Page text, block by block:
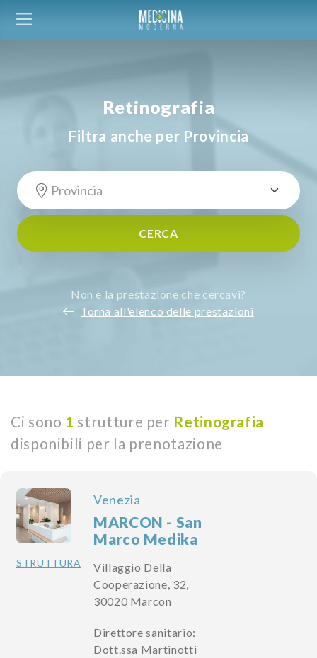
Retinografia
Filtra anche per Provincia
CERCA
Non è la prestazione che cercavi?
Torna all'elenco delle prestazioni
Ci sono 1 strutture per Retinografia
disponibili per la prenotazione
STRUTTURA
Venezia
MARCON - San
Marco Medika
Villaggio Della
Cooperazione, 32,
30020 Marcon
Direttore sanitario:
Dott.ssa Martinotti